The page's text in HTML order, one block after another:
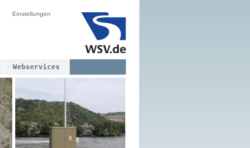
Einstellungen
Webservices